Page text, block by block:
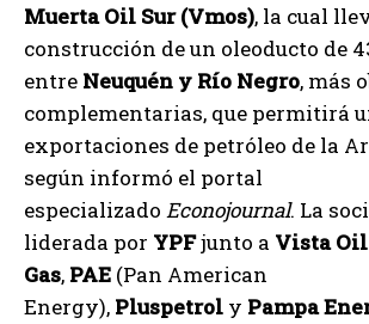
Muerta Oil Sur (Vmos), la cual
construcción de un oleoducto de
entre Neuquén y Río Negro, más
complementarias, que permitirá
exportaciones de petróleo de la
según informó el portal
especializado Econojournal. La
liderada por YPFjunto a Vista
Gas, PAE (Pan American
Energy), Pluspetrol y Pampa